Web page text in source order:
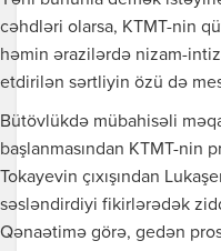
cəhdləri olarsa, KTMT-nin
həmin ərazilərdə nizam-
etdirilən sərtliyin özü də
Bütövlükdə mübahisəli
başlanmasından KTMT-nin
Tokayevin çıxışından
səsləndirdiyi fikirlərədək
Qənaətimə görə, gedən